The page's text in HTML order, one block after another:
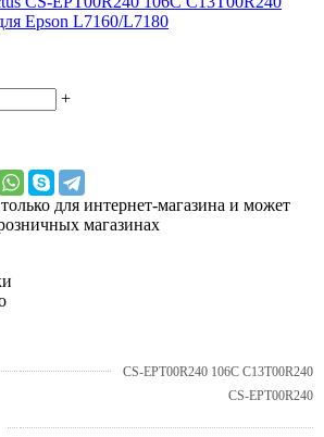
+
для интернет-магазина и может
магазинах
CS-EPT00R240 106C C13T00R240
CS-EPT00R240